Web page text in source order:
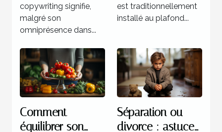
copywriting signifie,
malgré son
omniprésence dans...
est traditionnellement
installé au plafond...
Comment
équilibrer son
Séparation ou
divorce : astuces